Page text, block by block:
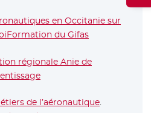
en Occitanie sur
du Gifas- Nouvelle
régionale Anie de
- Nouvelle fenêtre
de l’aéronautique- Nouvelle
.